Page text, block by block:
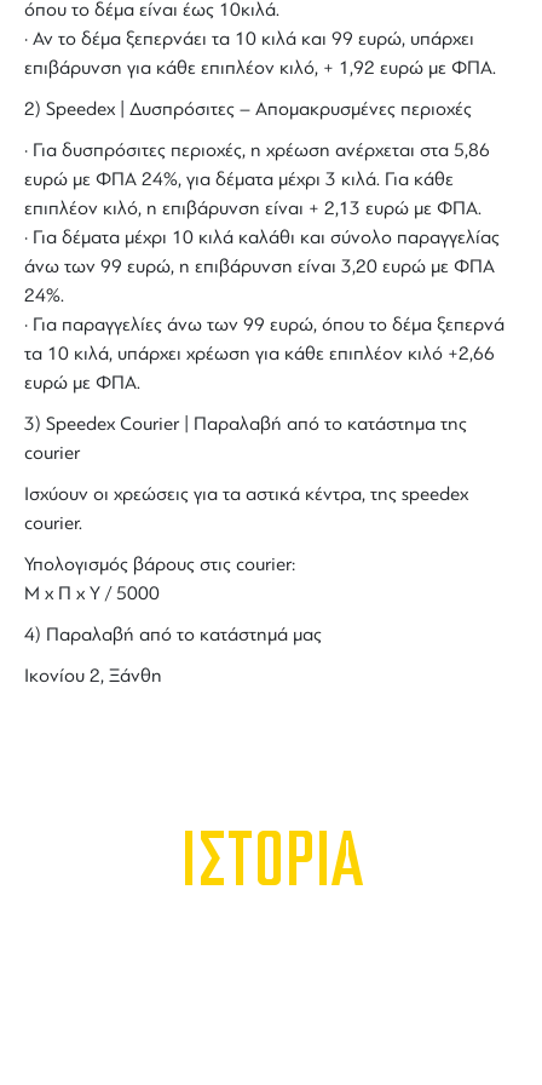
όπου το δέμα είναι έως 10κιλά.
· Αν το δέμα ξεπερνάει τα 10 κιλά και 99 ευρώ, υπάρχει
επιβάρυνση για κάθε επιπλέον κιλό, + 1,92 ευρώ με ΦΠΑ.
2) Speedex | Δυσπρόσιτες – Απομακρυσμένες περιοχές
· Για δυσπρόσιτες περιοχές, η χρέωση ανέρχεται στα 5,86
ευρώ με ΦΠΑ 24%, για δέματα μέχρι 3 κιλά. Για κάθε
επιπλέον κιλό, η επιβάρυνση είναι + 2,13 ευρώ με ΦΠΑ.
· Για δέματα μέχρι 10 κιλά καλάθι και σύνολο παραγγελίας
άνω των 99 ευρώ, η επιβάρυνση είναι 3,20 ευρώ με ΦΠΑ
24%.
· Για παραγγελίες άνω των 99 ευρώ, όπου το δέμα ξεπερνά
τα 10 κιλά, υπάρχει χρέωση για κάθε επιπλέον κιλό +2,66
ευρώ με ΦΠΑ.
3) Speedex Courier | Παραλαβή από το κατάστημα της
courier
Ισχύουν οι χρεώσεις για τα αστικά κέντρα, της speedex
courier.
Υπολογισμός βάρους στις courier:
Μ x Π x Y / 5000
4) Παραλαβή από το κατάστημά μας
Ικονίου 2, Ξάνθη
ΙΣΤΟΡΙΑ